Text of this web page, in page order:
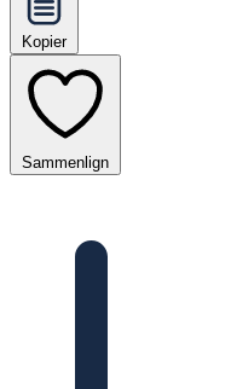
Kopier
Sammenlign